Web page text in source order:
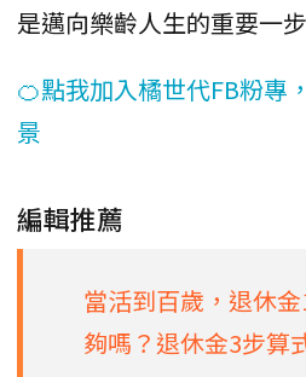
是邁向樂齡人生的重要一步
🍊點我加入橘世代FB粉專
景
編輯推薦
當活到百歲，退休
夠嗎？退休金3步算